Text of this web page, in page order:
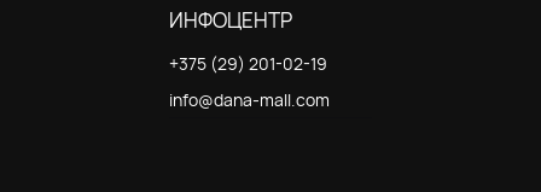
ИНФОЦЕНТР
+375 (29) 201-02-19
info@dana-mall.com